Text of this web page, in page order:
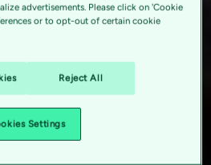
advertisements. Please click on 'Cookie
or to opt-out of certain cookie
Reject All
Settings